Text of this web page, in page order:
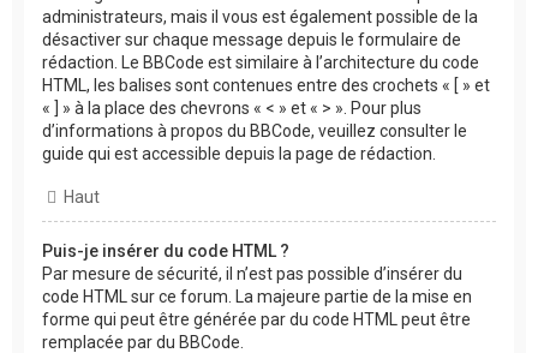
administrateurs, mais il vous est également possible de la
désactiver sur chaque message depuis le formulaire de
rédaction. Le BBCode est similaire à l’architecture du code
HTML, les balises sont contenues entre des crochets « [ » et
« ] » à la place des chevrons « < » et « > ». Pour plus
d’informations à propos du BBCode, veuillez consulter le
guide qui est accessible depuis la page de rédaction.
Haut
Puis-je insérer du code HTML ?
Par mesure de sécurité, il n’est pas possible d’insérer du
code HTML sur ce forum. La majeure partie de la mise en
forme qui peut être générée par du code HTML peut être
remplacée par du BBCode.